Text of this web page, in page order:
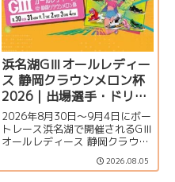
浜名湖GⅢオールレディー
ス 静岡クラウンメロン杯
2026｜出場選手・ドリー
ム戦・注目モーター・イ
ベント情報まとめ
2026年8月30日～9月4日にボー
トレース浜名湖で開催されるGⅢ
オールレディース 静岡クラウン
場選手一覧、シリーズ展望、ド
2026.08.05